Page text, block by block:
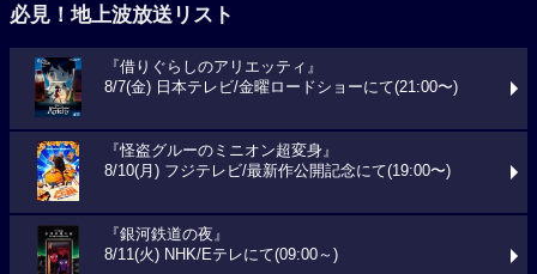
必見！地上波放送リスト
『借りぐらしのアリエッティ』
8/7(金) 日本テレビ/金曜ロードショーにて(21:00〜)
『怪盗グルーのミニオン超変身』
8/10(月) フジテレビ/最新作公開記念にて(19:00〜)
『銀河鉄道の夜』
8/11(火) NHK/Eテレにて(09:00～)